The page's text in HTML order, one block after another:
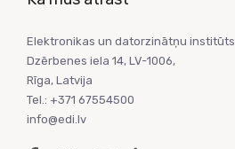
Elektronikas un datorzinātņu institūts
Dzērbenes iela 14, LV-1006,
Rīga, Latvija
Tel.: +371 67554500
info@edi.lv